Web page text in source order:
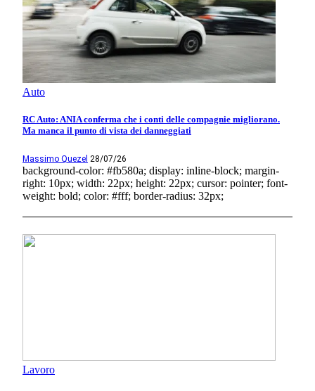
Auto
RC Auto: ANIA conferma che i conti delle compagnie migliorano.
Ma manca il punto di vista dei danneggiati
Massimo Quezel 28/07/26
background-color: #fb580a; display: inline-block; margin-
right: 10px; width: 22px; height: 22px; cursor: pointer; font-
weight: bold; color: #fff; border-radius: 32px;
Lavoro